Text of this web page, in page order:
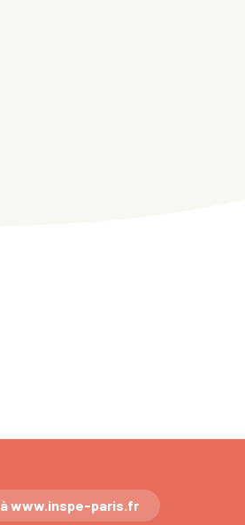
www.inspe-paris.fr